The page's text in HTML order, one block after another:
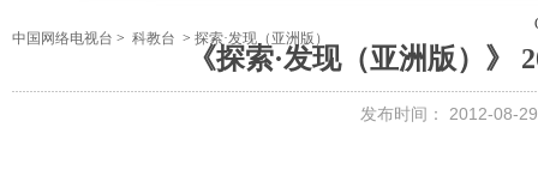
中国网络电视台 > 科教台 > 探索·发现（亚洲版）
《探索·发现（亚洲版）》
发布时间： 2012-08-